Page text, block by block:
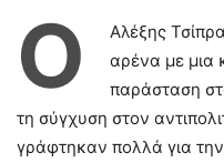
Ο
Αλέξης
αρένα με μια
παράσταση
τη σύγχυση στον
γράφτηκαν πολλά για